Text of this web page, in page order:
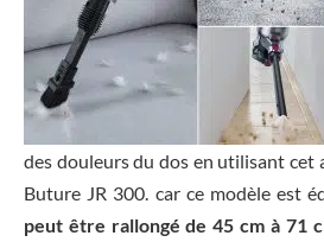
des douleurs du dos en utilisant cet
Buture JR 300. car ce modèle est
peut être rallongé de 45 cm à 71